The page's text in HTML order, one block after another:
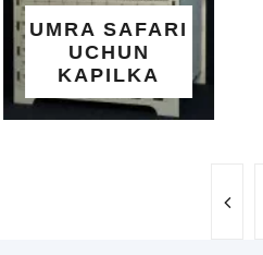
99 GO'ZAL
ISMLARI
YOZILGAN
TAQINCHOQ